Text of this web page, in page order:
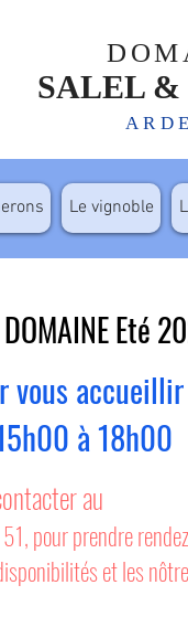
SALEL &
Le vignoble
DOMAINE Eté
vous accueillir
à 18h00
au
pour prendre
et les